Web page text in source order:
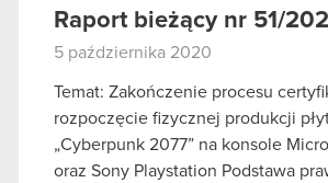
Raport bieżący nr 51/
5 października 2020
Temat: Zakończenie procesu
rozpoczęcie fizycznej produkcji
„Cyberpunk 2077” na konsole
oraz Sony Playstation Podstawa